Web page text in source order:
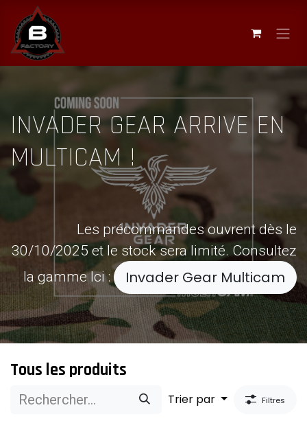
Se rendre au contenu
INVADER GEAR ARRIVE EN
MULTICAM !
Les précommandes ouvrent dès le
30/10/2025 et le stock sera limité. Consultez
la gamme Ici :
Invader Gear Multicam
Tous les produits
Trier par Filtres